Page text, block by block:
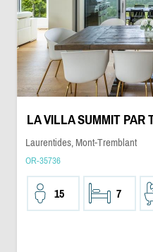
LA VILLA SUMMIT PAR
Laurentides, Mont-Tremblant
OR-35736
15 7